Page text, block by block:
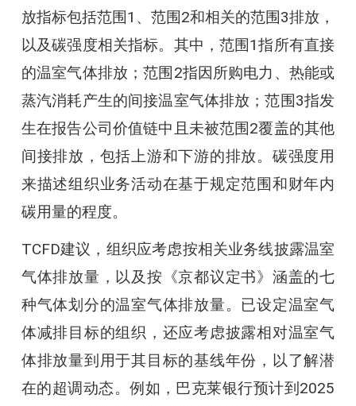
放指标包括范围1、范围2和相关的范围3排放，
以及碳强度相关指标。其中，范围1指所有直接
的温室气体排放；范围2指因所购电力、热能或
蒸汽消耗产生的间接温室气体排放；范围3指发
生在报告公司价值链中且未被范围2覆盖的其他
间接排放，包括上游和下游的排放。碳强度用
来描述组织业务活动在基于规定范围和财年内
碳用量的程度。
TCFD建议，组织应考虑按相关业务线披露温室
气体排放量，以及按《京都议定书》涵盖的七
种气体划分的温室气体排放量。已设定温室气
体减排目标的组织，还应考虑披露相对温室气
体排放量到用于其目标的基线年份，以了解潜
在的超调动态。例如，巴克莱银行预计到2025